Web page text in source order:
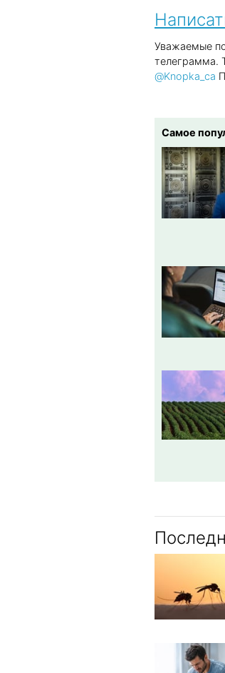
Уважаемые
телеграмма.
@Knopka_ca
Самое